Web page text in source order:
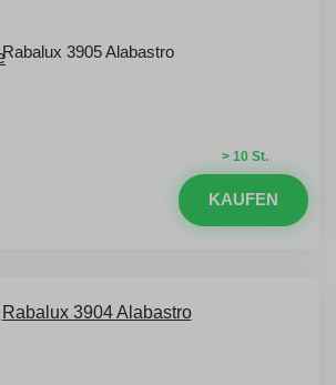
Rabalux 3905 Alabastro
> 10 St.
KAUFEN